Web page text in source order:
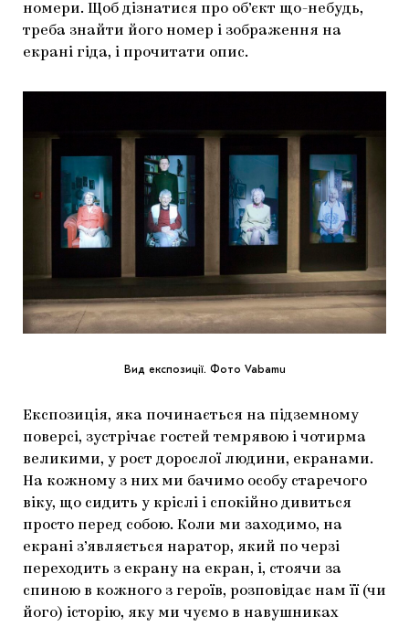
номери. Щоб дізнатися про об’єкт що-небудь,
треба знайти його номер і зображення на
екрані гіда, і прочитати опис.
Вид експозиції. Фото Vabamu
Експозиція, яка починається на підземному
поверсі, зустрічає гостей темрявою і чотирма
великими, у рост дорослої людини, екранами.
На кожному з них ми бачимо особу старечого
віку, що сидить у кріслі і спокійно дивиться
просто перед собою. Коли ми заходимо, на
екрані з’являється наратор, який по черзі
переходить з екрану на екран, і, стоячи за
спиною в кожного з героїв, розповідає нам її (чи
його) історію, яку ми чуємо в навушниках